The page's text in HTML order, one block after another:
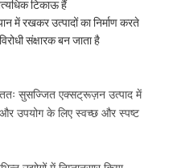
टिकाऊ हैं
में रखकर उत्पादों का निर्माण करते
संक्षारक बन जाता है
सुसज्जित एक्सट्रूज़न उत्पाद में
उपयोग के लिए स्वच्छ और स्पष्ट